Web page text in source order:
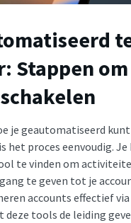
Stappen
je geautomatiseerd
het proces eenvoudig.
te vinden om
te geven tot je
accounts effectief via
deze tools de leiding